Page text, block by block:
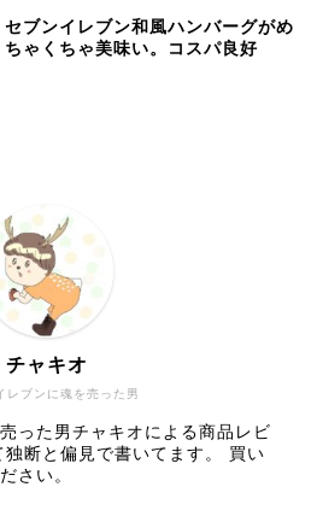
セブンイレブン和風ハンバーグがめ
ちゃくちゃ美味い。コスパ良好
レブンに魂を売った男
チャキオ
った男チャキオによる商品レビ
独断と偏見で書いてます。 買い
さい。